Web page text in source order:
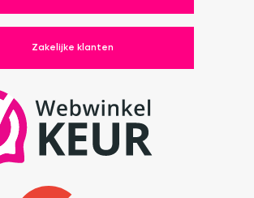
Zakelijke klanten